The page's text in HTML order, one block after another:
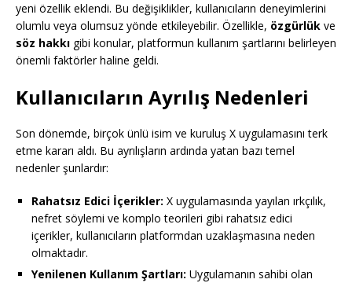
yeni özellik eklendi. Bu değişiklikler, kullanıcıların deneyimlerini
olumlu veya olumsuz yönde etkileyebilir. Özellikle, özgürlük ve
söz hakkı gibi konular, platformun kullanım şartlarını belirleyen
önemli faktörler haline geldi.
Kullanıcıların Ayrılış Nedenleri
Son dönemde, birçok ünlü isim ve kuruluş X uygulamasını terk
etme kararı aldı. Bu ayrılışların ardında yatan bazı temel
nedenler şunlardır:
Rahatsız Edici İçerikler: X uygulamasında yayılan ırkçılık,
nefret söylemi ve komplo teorileri gibi rahatsız edici
içerikler, kullanıcıların platformdan uzaklaşmasına neden
olmaktadır.
Yenilenen Kullanım Şartları: Uygulamanın sahibi olan